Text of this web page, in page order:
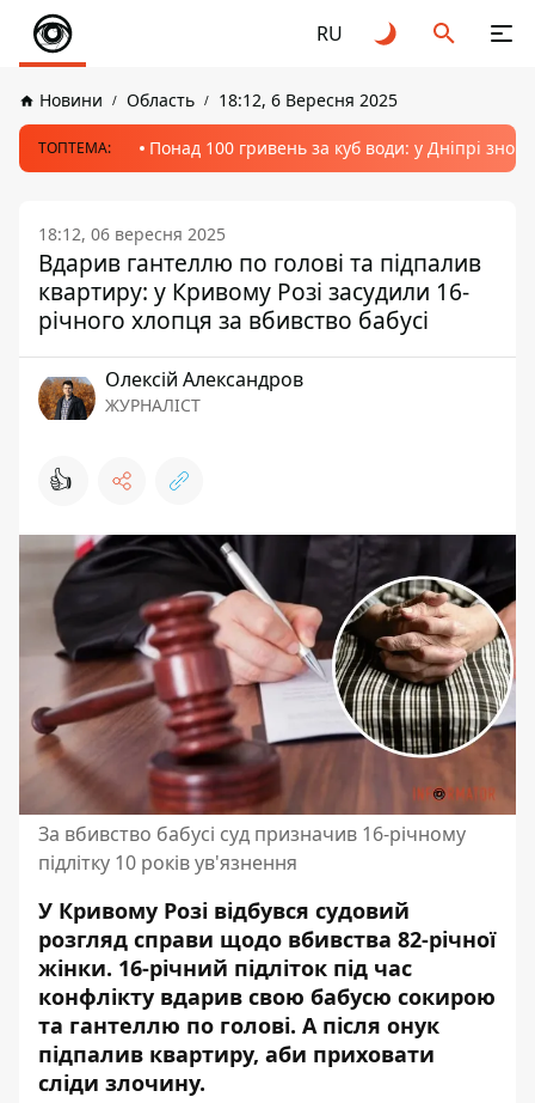
RU
Новини Область 18:12, 6 Вересня 2025
ТОПТЕМА: Понад 100 гривень за куб води: у Дніпрі
18:12, 06 вересня 2025
Вдарив гантеллю по голові та підпалив
квартиру: у Кривому Розі засудили 16-
річного хлопця за вбивство бабусі
Олексій Александров
ЖУРНАЛІСТ
👍
За вбивство бабусі суд призначив 16-річному
підлітку 10 років ув'язнення
У Кривому Розі відбувся судовий
розгляд справи щодо вбивства 82-річної
жінки. 16-річний підліток під час
конфлікту вдарив свою бабусю сокирою
та гантеллю по голові. А після онук
підпалив квартиру, аби приховати
сліди злочину.